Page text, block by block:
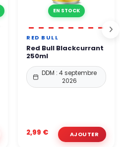
EN STOCK
RED BULL
Red Bull Blackcurrant
250ml
DDM : 4 septembre
2026
2,99 €